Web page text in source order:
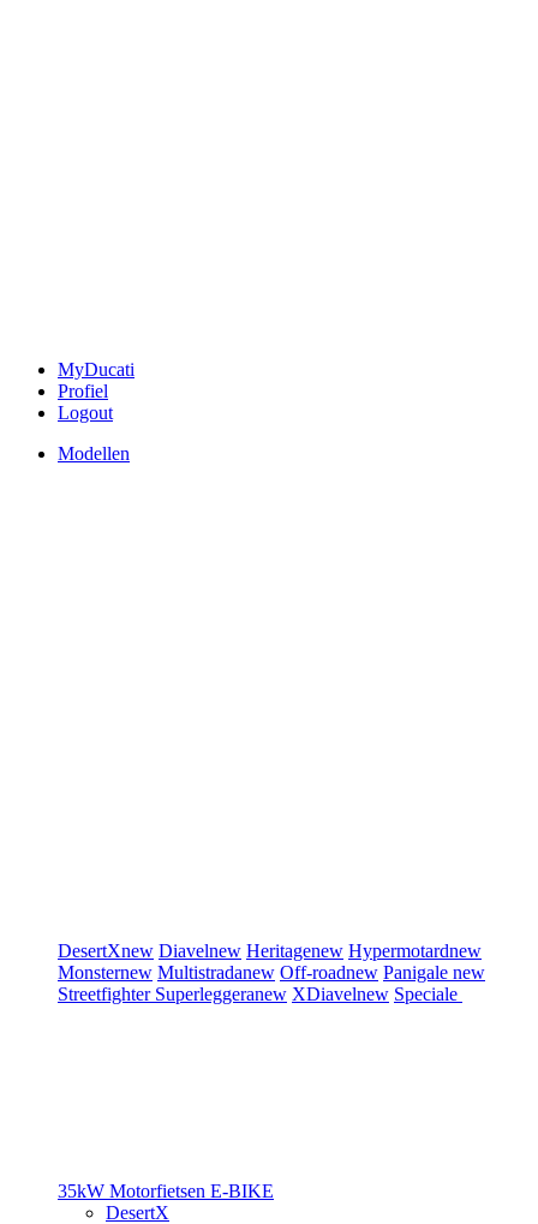
MyDucati
Profiel
Logout
Modellen
DesertXnew Diavelnew Heritagenew Hypermotardnew
Monsternew Multistradanew Off-roadnew Panigale new
Streetfighter Superleggeranew XDiavelnew Speciale
35kW Motorfietsen E-BIKE
DesertX